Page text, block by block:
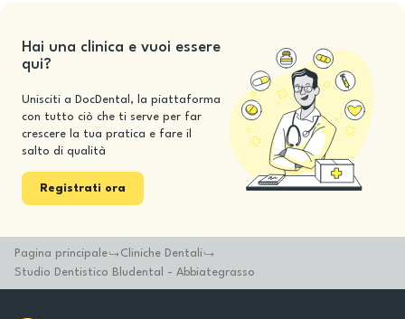
Hai una clinica e vuoi essere
qui?
Unisciti a DocDental, la piattaforma
con tutto ciò che ti serve per far
crescere la tua pratica e fare il
salto di qualità
Registrati ora
Pagina principale
Cliniche Dentali
Studio Dentistico Bludental - Abbiategrasso